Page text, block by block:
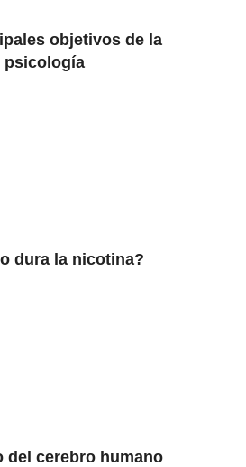
objetivos de la
psicología
dura la nicotina?
del cerebro humano